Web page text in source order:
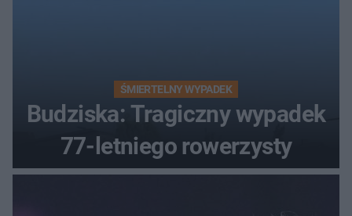
ŚMIERTELNY WYPADEK
Budziska: Tragiczny wypadek
77-letniego rowerzysty